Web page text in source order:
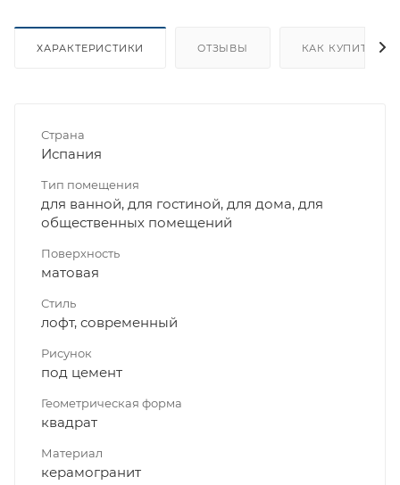
ХАРАКТЕРИСТИКИ ОТЗЫВЫ КАК КУПИТЬ
Страна
Испания
Тип помещения
для ванной, для гостиной, для дома, для
общественных помещений
Поверхность
матовая
Стиль
лофт, современный
Рисунок
под цемент
Геометрическая форма
квадрат
Материал
керамогранит